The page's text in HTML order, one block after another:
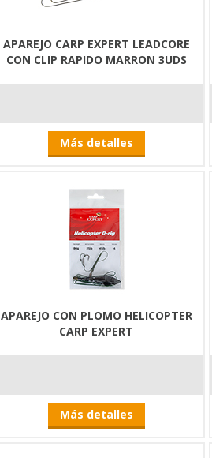
APAREJO CARP EXPERT LEADCORE
CON CLIP RAPIDO MARRON 3UDS
Más detalles
APAREJO CON PLOMO HELICOPTER
CARP EXPERT
Más detalles